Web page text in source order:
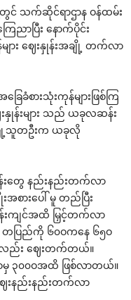
တွင် သက်ဆိုင်ရာဌာန ဝန်ထမ်း
ညာပြီး ‌နောက်ပိုင်း
ျား ‌ဈေးနှုန်းအချို့ တက်လာ
ခံစားသုံးကုန်များဖြစ်ကြ
န်းများ သည် ယခုလဆန်း
ြို့သူတဦးက ယခုလို
န်း‌တွေ နည်းနည်းတက်လာ
စား‌ပေါ် မူ တည်ပြီး
းကျင်အထိ မြှင့်တက်လာ
ပြည်ကို ၆၀ဝက‌နေ ၆၅ဝ
ည်း ‌ဈေးတက်တယ်။
၃၀၀ဝအထိ ဖြစ်လာတယ်။
းနည်းနည်းတက်လာ